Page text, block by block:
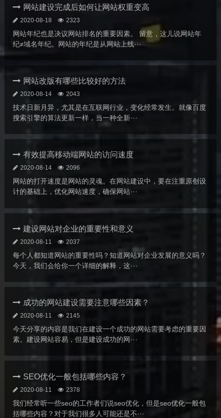
网站建设完成后如何让网站权重变高
2020-08-18 2323
网站年纪也是决议网站排名的重要因素。 留意，这儿说网站年
纪≠域名年纪。网站的年纪是从网站上线···
网站改版有哪些比较好的方法
2020-08-14 2043
技术日新月异，尤其是在互联网行业，变化经常发生。就像百度
搜索引擎的算法更新一样，当一种全新···
有效提高移动端网站的访问速度
2020-08-14 2096
网站的打开速度是网站的灵魂。在网站建设中，要在注重原创设
计的基础上，优化网站速度，确保网站···
建设网站对企业的重要性和意义
2020-08-11 2037
每个人都知道网站的重要性吗？知道网站对企业发展的意义吗？
今天，我们会给你一个详细的解释，这···
成功的网站建设需要注意哪些因素？
2020-08-11 2145
今天分享的内容是我们在建设一个成功的网站需要考虑的重要因
素。建设网站容易，但是建设成功的网···
SEO优化一般包括哪些内容？
2020-08-11 2378
我们经常听一些seo的工作者们说seo优化，但是seo优化一般包
括哪些内容？对于我们很多人可能还是不···